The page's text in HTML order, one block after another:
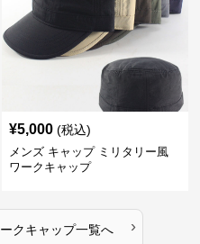
¥5,000 (税込)
メンズ キャップ ミリタリー風
ワークキャップ
クキャップ一覧へ ›